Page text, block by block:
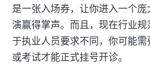
是一张入场券，让你进入一个
演赢得掌声。而且，现在行业
于执业人员要求不同，你可能需
或考试才能正式挂号开诊。